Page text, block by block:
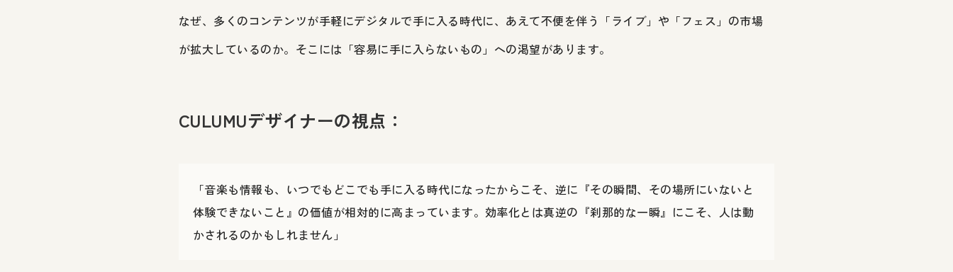
なぜ、多くのコンテンツが手軽にデジタルで手に入る時代に、あえて不便を伴う「ライブ」や「フェス」の市場
が拡大しているのか。そこには「容易に手に入らないもの」への渇望があります。
CULUMUデザイナーの視点：
「音楽も情報も、いつでもどこでも手に入る時代になったからこそ、逆に『その瞬間、その場所にいないと
体験できないこと』の価値が相対的に高まっています。効率化とは真逆の『刹那的な一瞬』にこそ、人は動
かされるのかもしれません」